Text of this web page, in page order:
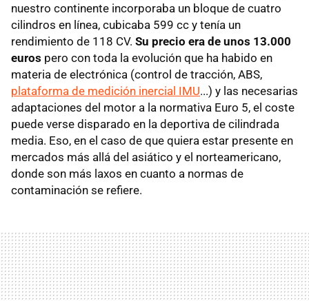
nuestro continente incorporaba un bloque de cuatro
cilindros en línea, cubicaba 599 cc y tenía un
rendimiento de 118 CV. Su precio era de unos 13.000
euros pero con toda la evolución que ha habido en
materia de electrónica (control de tracción, ABS,
plataforma de medición inercial IMU...) y las necesarias
adaptaciones del motor a la normativa Euro 5, el coste
puede verse disparado en la deportiva de cilindrada
media. Eso, en el caso de que quiera estar presente en
mercados más allá del asiático y el norteamericano,
donde son más laxos en cuanto a normas de
contaminación se refiere.